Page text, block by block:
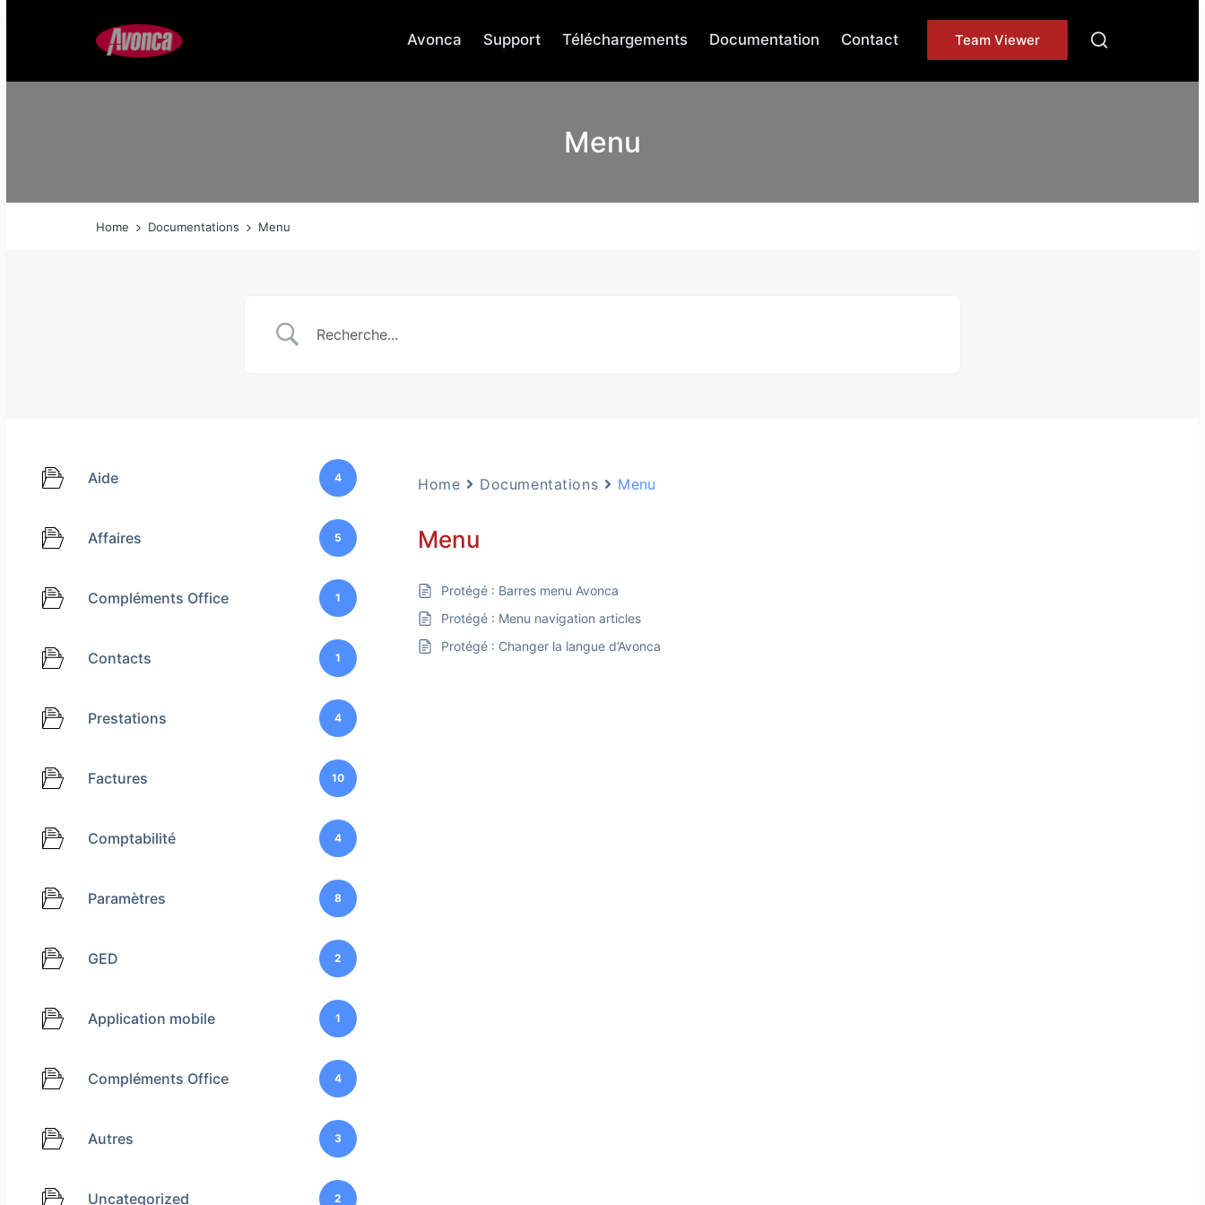
Avonca Support Téléchargements Documentation Contact Team Viewer
Menu
Home Documentations Menu
Aide 4
Affaires 5
Compléments Office 1
Contacts 1
Prestations 4
Factures 10
Comptabilité 4
Paramètres 8
GED 2
Application mobile 1
Compléments Office 4
Autres 3
Uncategorized 2
Home Documentations Menu
Menu
Protégé : Barres menu Avonca
Protégé : Menu navigation articles
Protégé : Changer la langue d’Avonca